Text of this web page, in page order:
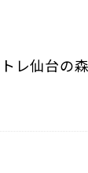
レ仙台の